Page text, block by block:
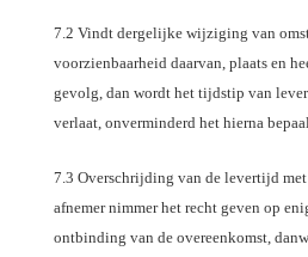
7.2 Vindt dergelijke wijziging van
voorzienbaarheid daarvan, plaats en
gevolg, dan wordt het tijdstip van
verlaat, onverminderd het hierna
7.3 Overschrijding van de levertijd
afnemer nimmer het recht geven op
ontbinding van de overeenkomst,